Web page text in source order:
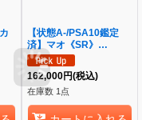
【状態A-/PSA10鑑定
済】マオ《SR》
{055/050}[その他]
162,000円(税込)
在庫数 1点